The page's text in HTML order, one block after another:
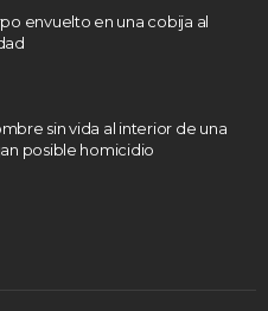
envuelto en una cobija al
sin vida al interior de una
posible homicidio